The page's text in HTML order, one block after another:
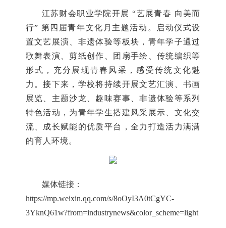
江苏财会职业学院开展 “艺展青春 向美而
行” 第四届青年文化月主题活动。启动仪式设
置文艺展演、非遗体验等板块，青年学子通过
歌舞表演、剪纸创作、团扇手绘、传统编织等
形式，充分展现青春风采，感受传统文化魅
力。接下来，学校将持续开展文艺汇演、书画
展览、主题沙龙、趣味赛事、非遗体验等系列
特色活动，为青年学生搭建风采展示、文化交
流、成长赋能的优质平台，全力打造活力满满
的育人环境。
媒体链接：
https://mp.weixin.qq.com/s/8oOyI3A0tCgYC-
3YknQ61w?from=industrynews&color_scheme=light